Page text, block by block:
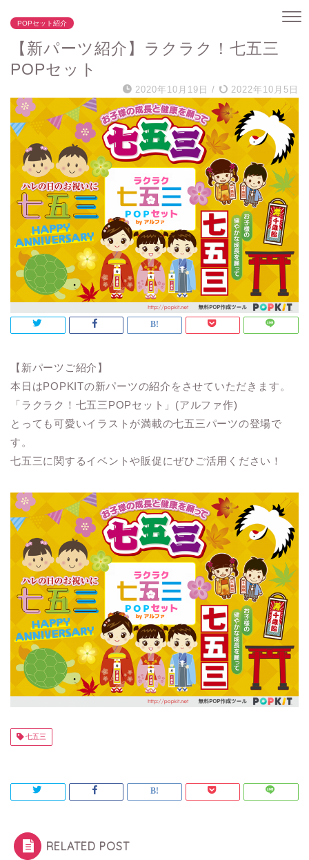
POPセット紹介
【新パーツ紹介】ラクラク！七五三
POPセット
2020年10月19日 / 2022年10月5日
【新パーツご紹介】
本日はPOPKITの新パーツの紹介をさせていただきます。
「ラクラク！七五三POPセット」(アルファ作)
とっても可愛いイラストが満載の七五三パーツの登場で
す。
七五三に関するイベントや販促にぜひご活用ください！
七五三
RELATED POST